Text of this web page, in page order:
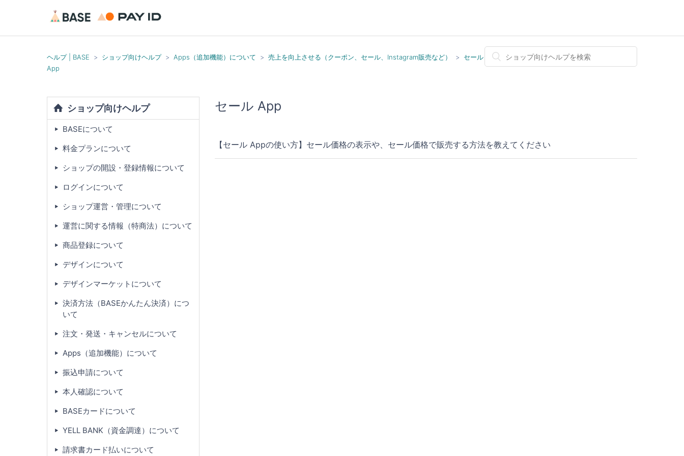
ヘルプ | BASE ショップ向けヘルプ Apps（追加機能）について 売上を向上させる（クーポン、セール、Instagram販売など）
セール
App
セール App
【セール Appの使い方】セール価格の表示や、セール価格で販売する方法を教えてください
ショップ向けヘルプ
BASEについて
料金プランについて
ショップの開設・登録情報について
ログインについて
ショップ運営・管理について
運営に関する情報（特商法）について
商品登録について
デザインについて
デザインマーケットについて
決済方法（BASEかんたん決済）につ
いて
注文・発送・キャンセルについて
Apps（追加機能）について
振込申請について
本人確認について
BASEカードについて
YELL BANK（資金調達）について
請求書カード払いについて